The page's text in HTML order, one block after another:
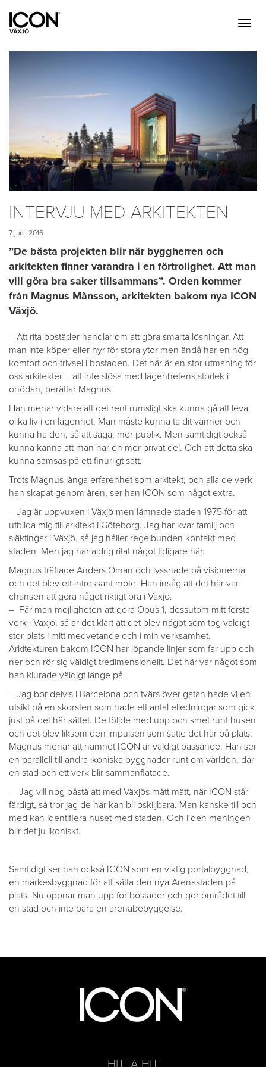
INTERVJU MED ARKITEKTEN
7 juni, 2016
”De bästa projekten blir när byggherren och
arkitekten finner varandra i en förtrolighet. Att man
vill göra bra saker tillsammans”. Orden kommer
från Magnus Månsson, arkitekten bakom nya ICON
Växjö.
– Att rita bostäder handlar om att göra smarta lösningar. Att
man inte köper eller hyr för stora ytor men ändå har en hög
komfort och trivsel i bostaden. Det här är en stor utmaning för
oss arkitekter – att inte slösa med lägenhetens storlek i
onödan, berättar Magnus.
Han menar vidare att det rent rumsligt ska kunna gå att leva
olika liv i en lägenhet. Man måste kunna ta dit vänner och
kunna ha den, så att säga, mer publik. Men samtidigt också
kunna känna att man har en mer privat del. Och att detta ska
kunna samsas på ett finurligt sätt.
Trots Magnus långa erfarenhet som arkitekt, och alla de verk
han skapat genom åren, ser han ICON som något extra.
– Jag är uppvuxen i Växjö men lämnade staden 1975 för att
utbilda mig till arkitekt i Göteborg. Jag har kvar familj och
släktingar i Växjö, så jag håller regelbunden kontakt med
staden. Men jag har aldrig ritat något tidigare här.
Magnus träffade Anders Öman och lyssnade på visionerna
och det blev ett intressant möte. Han insåg att det här var
chansen att göra något riktigt bra i Växjö.
– Får man möjligheten att göra Opus 1, dessutom mitt första
verk i Växjö, så är det klart att det blev något som tog väldigt
stor plats i mitt medvetande och i min verksamhet.
Arkitekturen bakom ICON har löpande linjer som far upp och
ner och rör sig väldigt tredimensionellt. Det här var något som
han klurade väldigt länge på.
– Jag bor delvis i Barcelona och tvärs över gatan hade vi en
utsikt på en skorsten som hade ett antal elledningar som gick
just på det här sättet. De följde med upp och smet runt husen
och det blev liksom den impulsen som satte det här på plats.
Magnus menar att namnet ICON är väldigt passande. Han ser
en parallell till andra ikoniska byggnader runt om världen, där
en stad och ett verk blir sammanflätade.
– Jag vill nog påstå att med Växjös mått mätt, när ICON står
färdigt, så tror jag de här kan bli oskiljbara. Man kanske till och
med kan identifiera huset med staden. Och i den meningen
blir det ju ikoniskt.
Samtidigt ser han också ICON som en viktig portalbyggnad,
en märkesbyggnad för att sätta den nya Arenastaden på
plats. Nu öppnar man upp för bostäder och gör området till
en stad och inte bara en arenabebyggelse.